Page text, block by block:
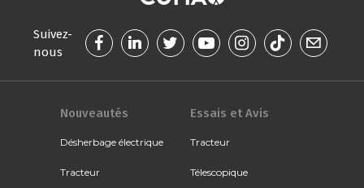
Suivez-
nous
Nouveautés
Désherbage électrique
Tracteur
Essais et Avis
Tracteur
Télescopique